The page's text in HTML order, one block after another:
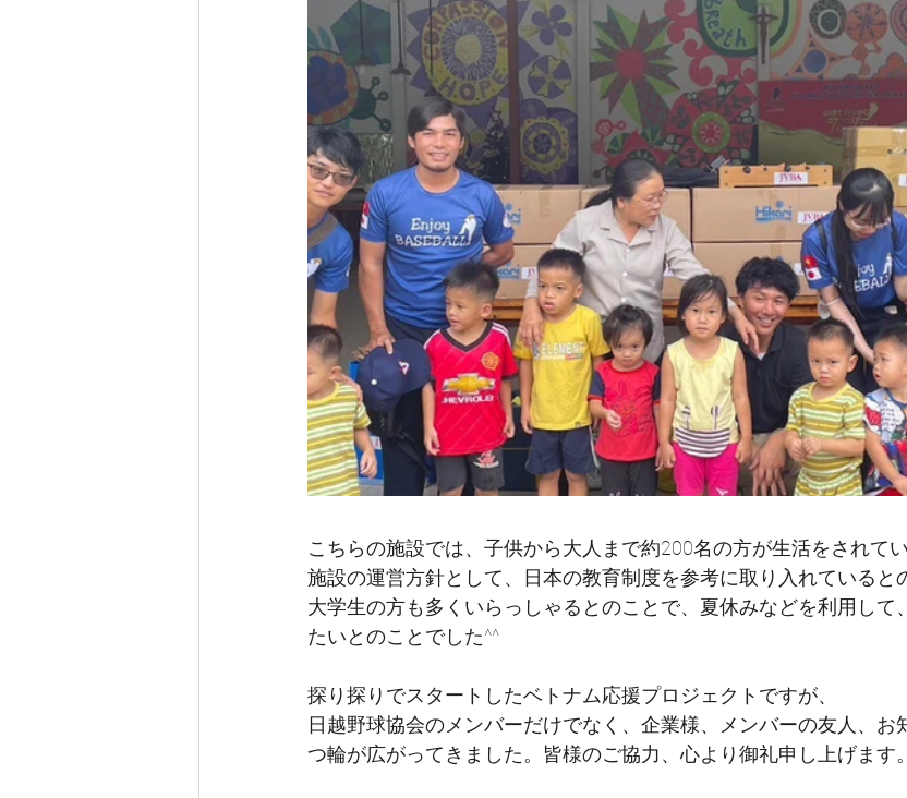
こちらの施設では、子供から大人まで約200名の方が生活をされてい
施設の運営方針として、日本の教育制度を参考に取り入れていると
大学生の方も多くいらっしゃるとのことで、夏休みなどを利用して
たいとのことでした^^
探り探りでスタートしたベトナム応援プロジェクトですが、
日越野球協会のメンバーだけでなく、企業様、メンバーの友人、お
つ輪が広がってきました。皆様のご協力、心より御礼申し上げます。